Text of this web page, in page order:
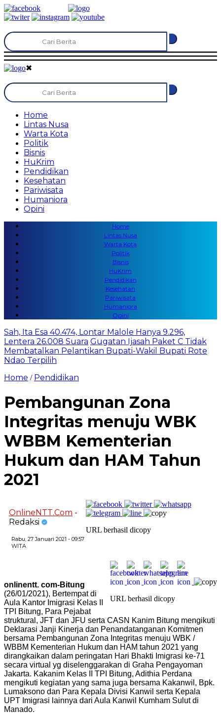
✖
Home
Lintas Nusa
Warta Kota
Politik
Bisnis
HuKrim
Pendidikan
Kesehatan
Pariwisata
Humaniora
Opini
Home
Lintas Nusa
Warta Kota
Politik
Bisnis
HuKrim
Pendidikan
Kesehatan
Pariwisata
Humaniora
Opini
Sah, Ita Esa 40.474, Lontar Malole Hanya 9.296,
Lentera 26.008 Suara Gugatan Ijasah Paket C Tidak
Membatalkan Pelantikan Bupati-Wakil Bupati Rote
Ndao Terpilih
Home / Pendidikan
Pembangunan Zona
Integritas menuju WBK
WBBM Kementerian
Hukum dan HAM Tahun
2021
OnlineNTT.Com -
Redaksi
Rabu, 27 Januari 2021 - 09:57
WITA
URL berhasil dicopy
URL berhasil dicopy
onlinentt. com-Bitung
(26/01/2021), Bertempat di
Aula Kantor Imigrasi Kelas II
TPI Bitung, Para Pejabat
struktural, JFT dan JFU serta CASN Kanim Bitung mengikuti
Deklarasi Janji Kinerja dan Penandatanganan Komitmen
bersama Pembangunan Zona Integritas menuju WBK /
WBBM Kementerian Hukum dan HAM tahun 2021 yang
dirangkaikan dalam peringatan Hari Bhakti Imigrasi ke-71
secara virtual yg diselenggarakan di Graha Pengayoman
Jakarta. Kakanim Kelas II TPI Bitung, Adithia Perdana
mengikuti kegiatan yang sama juga bersama Kakanwil, Bpk.
Lumaksono dan Para Kepala Divisi Kanwil serta Kepala
UPT Imigrasi lainnya dari Aula Kanwil Kumham Sulut di
Manado.